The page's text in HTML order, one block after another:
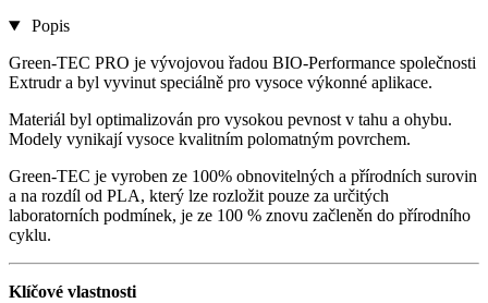
Popis
Green-TEC PRO je vývojovou řadou BIO-Performance společnosti
Extrudr a byl vyvinut speciálně pro vysoce výkonné aplikace.
Materiál byl optimalizován pro vysokou pevnost v tahu a ohybu.
Modely vynikají vysoce kvalitním polomatným povrchem.
Green-TEC je vyroben ze 100% obnovitelných a přírodních surovin
a na rozdíl od PLA, který lze rozložit pouze za určitých
laboratorních podmínek, je ze 100 % znovu začleněn do přírodního
cyklu.
Klíčové vlastnosti